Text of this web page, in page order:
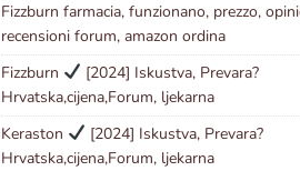
Fizzburn farmacia, funzionano, prezzo,
recensioni forum, amazon ordina
Fizzburn
[2024] Iskustva, Prevara?
Hrvatska,cijena,Forum, ljekarna
Keraston
[2024] Iskustva, Prevara?
Hrvatska,cijena,Forum, ljekarna